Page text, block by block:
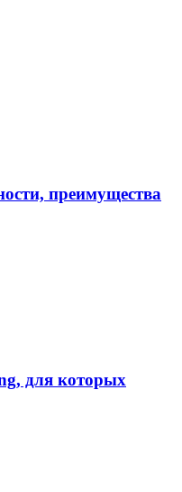
преимущества
для которых